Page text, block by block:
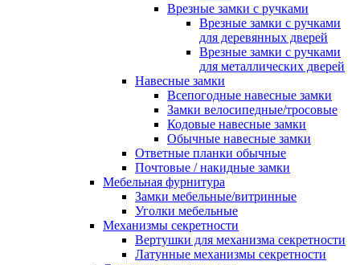
Врезные замки с ручками
Врезные замки с ручками
для деревянных дверей
Врезные замки с ручками
для металлических дверей
Навесные замки
Всепогодные навесные замки
Замки велосипедные/тросовые
Кодовые навесные замки
Обычные навесные замки
Ответные планки обычные
Почтовые / накидные замки
Мебельная фурнитура
Замки мебельные/витринные
Уголки мебельные
Механизмы секретности
Вертушки для механизма секретности
Латунные механизмы секретности